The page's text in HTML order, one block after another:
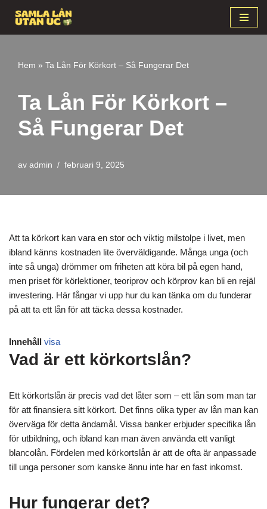
innehåll
Hem » Ta Lån För Körkort – Så Fungerar Det
Ta Lån För Körkort –
Så Fungerar Det
av admin februari 9, 2025
Att ta körkort kan vara en stor och viktig milstolpe i livet, men
ibland känns kostnaden lite överväldigande. Många unga (och
inte så unga) drömmer om friheten att köra bil på egen hand,
men priset för körlektioner, teoriprov och körprov kan bli en rejäl
investering. Här fångar vi upp hur du kan tänka om du funderar
på att ta ett lån för att täcka dessa kostnader.
Innehåll visa
Vad är ett körkortslån?
Ett körkortslån är precis vad det låter som – ett lån som man tar
för att finansiera sitt körkort. Det finns olika typer av lån man kan
överväga för detta ändamål. Vissa banker erbjuder specifika lån
för utbildning, och ibland kan man även använda ett vanligt
blancolån. Fördelen med körkortslån är att de ofta är anpassade
till unga personer som kanske ännu inte har en fast inkomst.
Hur fungerar det?